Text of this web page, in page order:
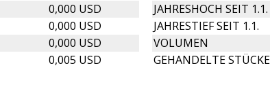
0,000 USD JAHRESHOCH SEIT 1.1.
0,000 USD JAHRESTIEF SEIT 1.1.
0,000 USD VOLUMEN
0,005 USD GEHANDELTE STÜCKE